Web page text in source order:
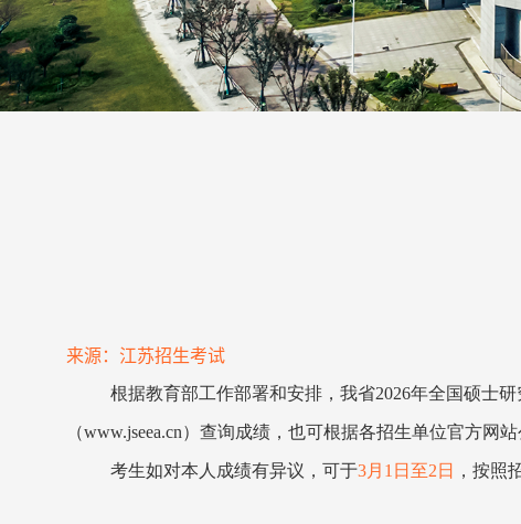
来源：江苏招生考试
根据教育部工作部署和安排，我省2026年全国硕士
（www.jseea.cn）查询成绩，也可根据各招生单位官方网站
考生如对本人成绩有异议，可于3月 1 日至2 日 ，按照